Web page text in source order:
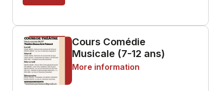
Cours Comédie
Musicale (7-12 ans)
More information